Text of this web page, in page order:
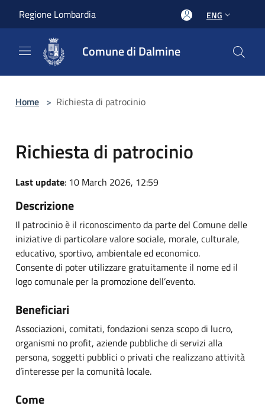
Regione Lombardia ENG
Comune di Dalmine
Home > Richiesta di patrocinio
Richiesta di patrocinio
Last update: 10 March 2026, 12:59
Descrizione
Il patrocinio è il riconoscimento da parte del Comune delle
iniziative di particolare valore sociale, morale, culturale,
educativo, sportivo, ambientale ed economico.
Consente di poter utilizzare gratuitamente il nome ed il
logo comunale per la promozione dell’evento.
Beneficiari
Associazioni, comitati, fondazioni senza scopo di lucro,
organismi no profit, aziende pubbliche di servizi alla
persona, soggetti pubblici o privati che realizzano attività
d’interesse per la comunità locale.
Come